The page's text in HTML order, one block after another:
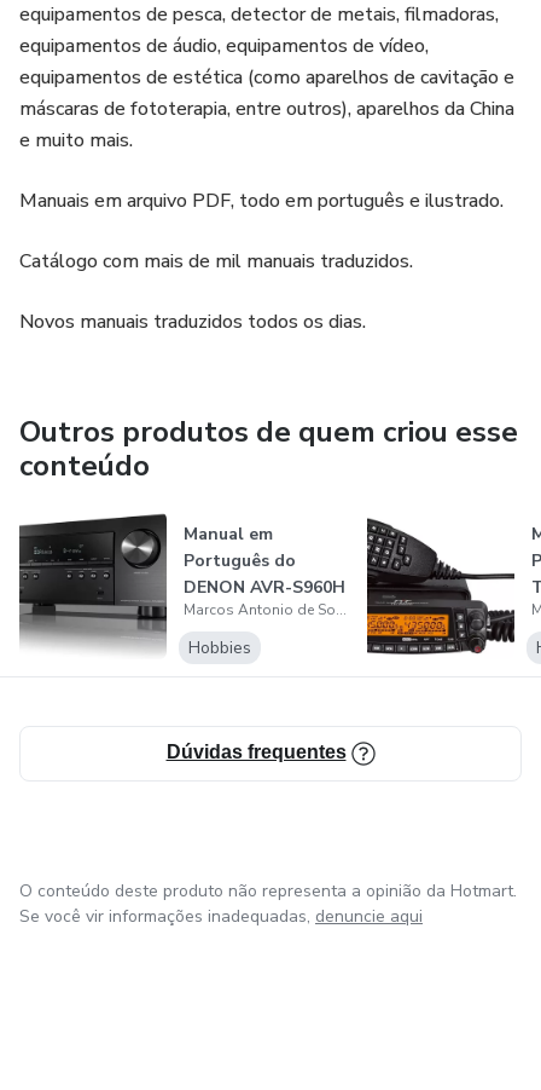
equipamentos de pesca, detector de metais, filmadoras,
equipamentos de áudio, equipamentos de vídeo,
equipamentos de estética (como aparelhos de cavitação e
máscaras de fototerapia, entre outros), aparelhos da China
e muito mais.
Manuais em arquivo PDF, todo em português e ilustrado.
Catálogo com mais de mil manuais traduzidos.
Novos manuais traduzidos todos os dias.
Outros produtos de quem criou esse
conteúdo
Manual em
Português do
DENON AVR-S960H
Receiver
Marcos Antonio de Souza
Hobbies
Dúvidas frequentes
O conteúdo deste produto não representa a opinião da Hotmart.
Se você vir informações inadequadas, denuncie aqui